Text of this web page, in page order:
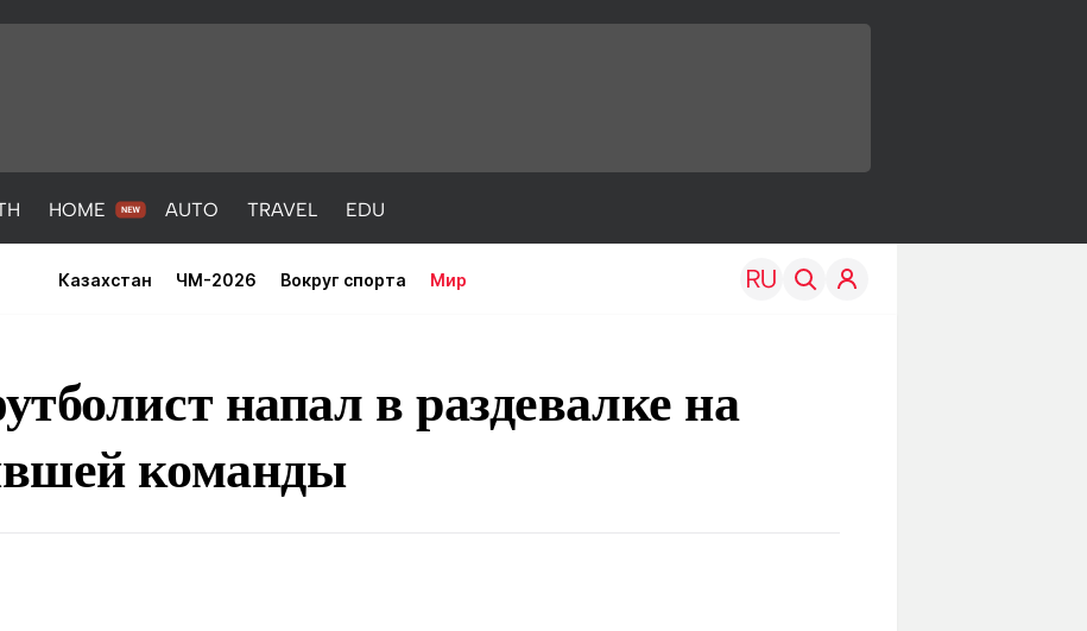
HOME AUTO TRAVEL EDU
Казахстан ЧМ-2026 Вокруг спорта Мир
напал в раздевалке на
команды